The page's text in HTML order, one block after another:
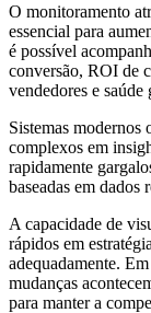
O monitoramento
essencial para
é possível
conversão, ROI de
vendedores e
Sistemas modernos
complexos em
rapidamente
baseadas em dados
A capacidade de
rápidos em
adequadamente.
mudanças
para manter a